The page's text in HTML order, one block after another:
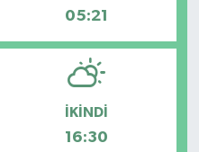
05:21
İKINDI
16:30